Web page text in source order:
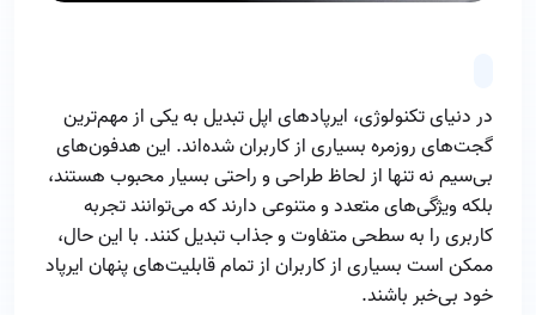
در دنیای تکنولوژی، ایرپادهای اپل تبدیل به یکی از مهم‌ترین
گجت‌های روزمره بسیاری از کاربران شده‌اند. این هدفون‌های
بی‌سیم نه تنها از لحاظ طراحی و راحتی بسیار محبوب هستند،
بلکه ویژگی‌های متعدد و متنوعی دارند که می‌توانند تجربه
کاربری را به سطحی متفاوت و جذاب تبدیل کنند. با این حال،
ممکن است بسیاری از کاربران از تمام قابلیت‌های پنهان ایرپاد
خود بی‌خبر باشند.